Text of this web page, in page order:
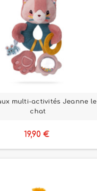
multi-activités Jeanne le
chat
19,90 €